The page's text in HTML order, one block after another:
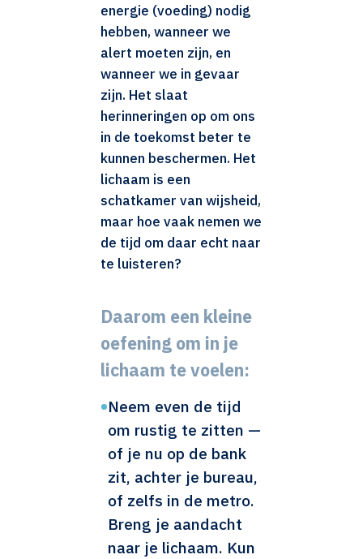
energie (voeding) nodig
hebben, wanneer we
alert moeten zijn, en
wanneer we in gevaar
zijn. Het slaat
herinneringen op om ons
in de toekomst beter te
kunnen beschermen. Het
lichaam is een
schatkamer van wijsheid,
maar hoe vaak nemen we
de tijd om daar echt naar
te luisteren?
Daarom een kleine
oefening om in je
lichaam te voelen:
•Neem even de tijd
om rustig te zitten —
of je nu op de bank
zit, achter je bureau,
of zelfs in de metro.
Breng je aandacht
naar je lichaam. Kun